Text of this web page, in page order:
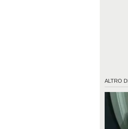
ALTRO DI